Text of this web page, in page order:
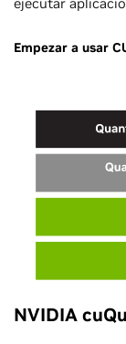
Empezar a usar
NVIDIA